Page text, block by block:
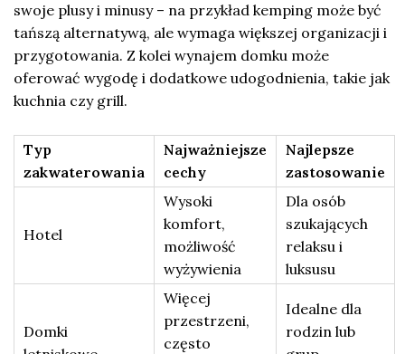
swoje plusy i minusy – na przykład kemping może być
tańszą alternatywą, ale wymaga większej organizacji i
przygotowania. Z kolei wynajem domku może
oferować wygodę i dodatkowe udogodnienia, takie jak
kuchnia czy grill.
Typ
zakwaterowania
Najważniejsze
cechy
Najlepsze
zastosowanie
Hotel
Wysoki
komfort,
możliwość
wyżywienia
Dla osób
szukających
relaksu i
luksusu
Domki
Więcej
przestrzeni,
często
Idealne dla
rodzin lub